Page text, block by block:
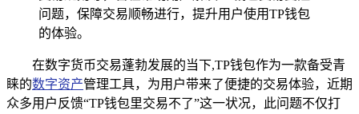
问题，保障交易顺畅进行，提升用户使用TP钱包
的体验。
在数字货币交易蓬勃发展的当下,TP钱包作为一款备受青
睐的数字资产管理工具，为用户带来了便捷的交易体验，近期
众多用户反馈“TP钱包里交易不了”这一状况，此问题不仅打